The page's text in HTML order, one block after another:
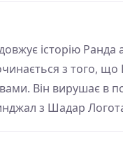
історію Ранда
з того, що
Він вирушає
з Шадар